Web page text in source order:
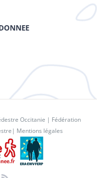
Occitanie | Fédération
| Mentions légales